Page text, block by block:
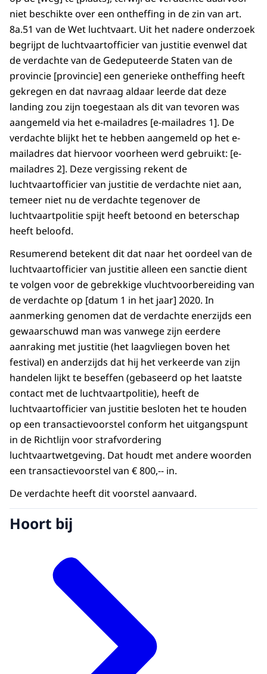
niet beschikte over een ontheffing in de zin van art.
8a.51 van de Wet luchtvaart. Uit het nadere onderzoek
begrijpt de luchtvaartofficier van justitie evenwel dat
de verdachte van de Gedeputeerde Staten van de
provincie [provincie] een generieke ontheffing heeft
gekregen en dat navraag aldaar leerde dat deze
landing zou zijn toegestaan als dit van tevoren was
aangemeld via het e-mailadres [e-mailadres 1]. De
verdachte blijkt het te hebben aangemeld op het e-
mailadres dat hiervoor voorheen werd gebruikt: [e-
mailadres 2]. Deze vergissing rekent de
luchtvaartofficier van justitie de verdachte niet aan,
temeer niet nu de verdachte tegenover de
luchtvaartpolitie spijt heeft betoond en beterschap
heeft beloofd.
Resumerend betekent dit dat naar het oordeel van de
luchtvaartofficier van justitie alleen een sanctie dient
te volgen voor de gebrekkige vluchtvoorbereiding van
de verdachte op [datum 1 in het jaar] 2020. In
aanmerking genomen dat de verdachte enerzijds een
gewaarschuwd man was vanwege zijn eerdere
aanraking met justitie (het laagvliegen boven het
festival) en anderzijds dat hij het verkeerde van zijn
handelen lijkt te beseffen (gebaseerd op het laatste
contact met de luchtvaartpolitie), heeft de
luchtvaartofficier van justitie besloten het te houden
op een transactievoorstel conform het uitgangspunt
in de Richtlijn voor strafvordering
luchtvaartwetgeving. Dat houdt met andere woorden
een transactievoorstel van € 800,-- in.
De verdachte heeft dit voorstel aanvaard.
Hoort bij